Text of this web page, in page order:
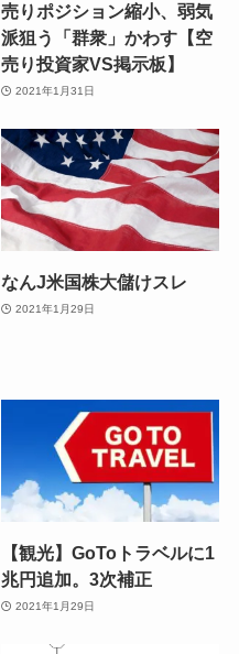
売りポジション縮小、弱気
派狙う「群衆」かわす【空
売り投資家VS掲示板】
2021年1月31日
なんJ米国株大儲けスレ
2021年1月29日
【観光】GoToトラベルに1
兆円追加。3次補正
2021年1月29日